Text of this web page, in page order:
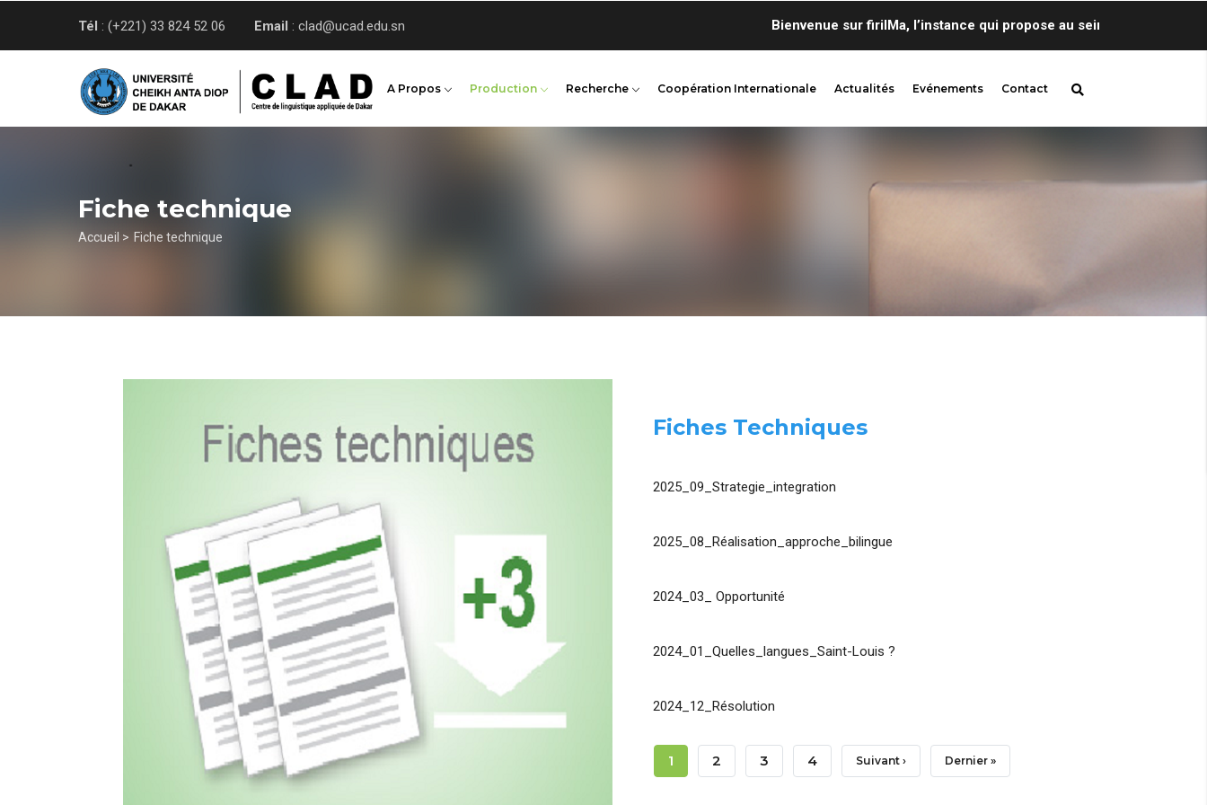
Tél : (+221) 33 824 52 06 Email : clad@ucad.edu.sn Bienvenue sur firilMa, l’instance qui propose au sein de Centre de
A Propos Production Recherche Coopération Internationale Actualités Evénements Contact
Fiche technique
Fil
Accueil > Fiche technique
Fiches Techniques
2025_09_Strategie_integration
2025_08_Réalisation_approche_bilingue
2024_03_ Opportunité
2024_01_Quelles_langues_Saint-Louis ?
2024_12_Résolution
Pagination
Page
1 Page
2 Page
3 Page
4 Page
Suivant › Dernière
Dernier »